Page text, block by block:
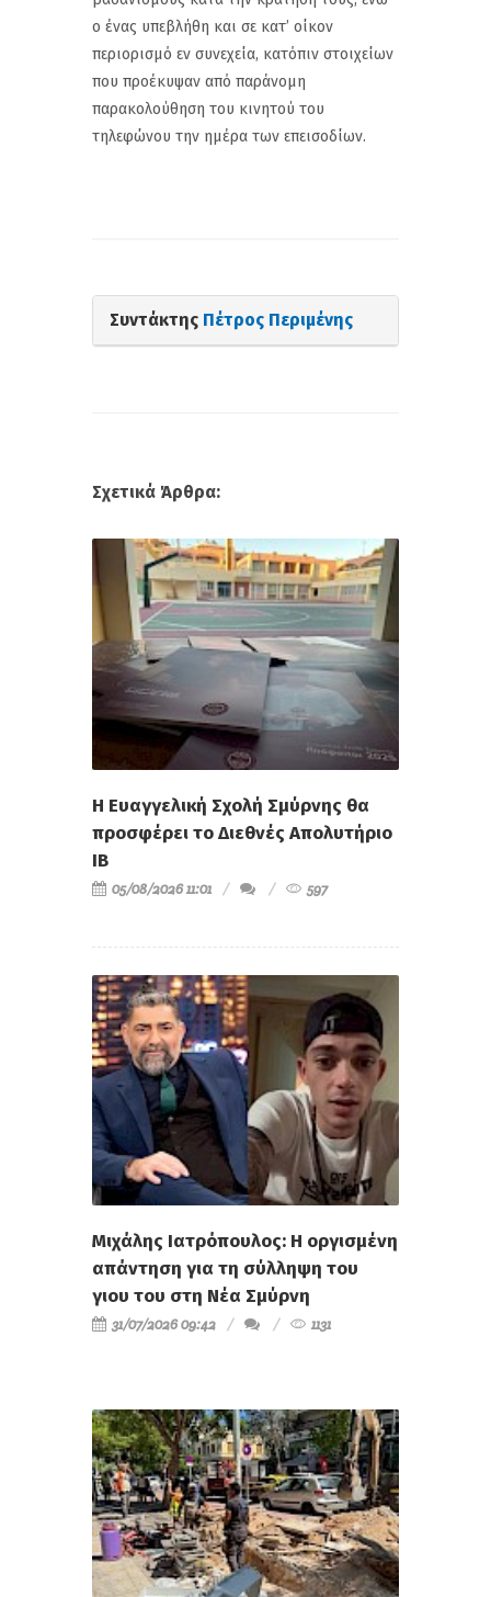
ο ένας υπεβλήθη και σε κατ’ οίκον
περιορισμό εν συνεχεία, κατόπιν στοιχείων
που προέκυψαν από παράνομη
παρακολούθηση του κινητού του
τηλεφώνου την ημέρα των επεισοδίων.
Συντάκτης Πέτρος Περιμένης
Σχετικά Άρθρα:
Η Ευαγγελική Σχολή Σμύρνης θα
προσφέρει το Διεθνές Απολυτήριο
IB
05/08/2026 11:01 597
Μιχάλης Ιατρόπουλος: Η οργισμένη
απάντηση για τη σύλληψη του
γιου του στη Νέα Σμύρνη
31/07/2026 09:42 1131